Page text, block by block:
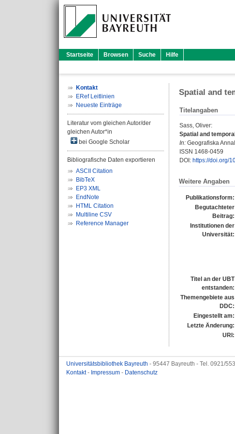
Startseite Browsen Suche Hilfe
Kontakt
ERef Leitlinien
Neueste Einträge
Literatur vom gleichen Autor/der
gleichen Autor*in
bei Google Scholar
Bibliografische Daten exportieren
ASCII Citation
BibTeX
EP3 XML
EndNote
HTML Citation
Multiline CSV
Reference Manager
Spatial and
Titelangaben
Sass, Oliver:
Spatial and
In: Geografiska
ISSN 1468-0459
DOI: https://doi.org/
Weitere Angaben
Publikationsform:
Begutachteter
Beitrag:
Institutionen der
Universität:
Titel an der UBT
entstanden:
Themengebiete aus
DDC:
Eingestellt am:
Letzte Änderung:
URI:
Universitätsbibliothek Bayreuth - 95447 Bayreuth - Tel. 0921/
Kontakt- Impressum - Datenschutz